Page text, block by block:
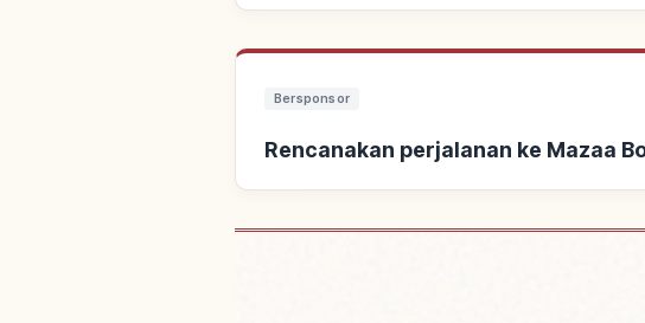
Bersponsor
Rencanakan perjalanan ke Mazaa